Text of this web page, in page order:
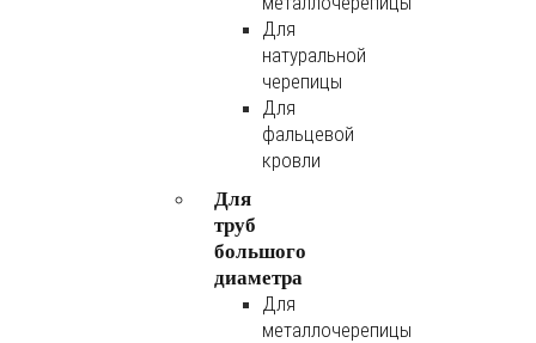
Для
натуральной
черепицы
Для
фальцевой
кровли
Для
труб
большого
диаметра
Для
металлочерепицы